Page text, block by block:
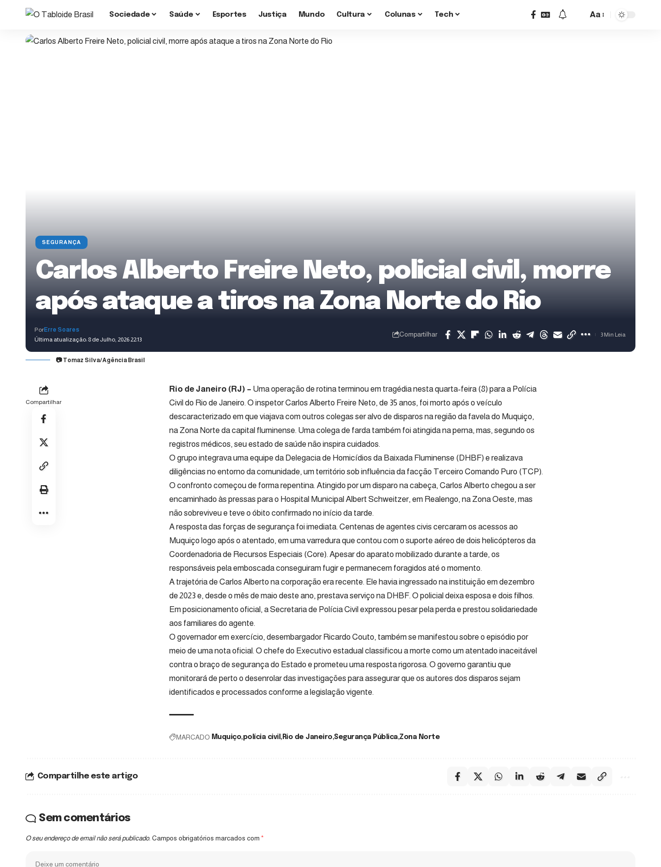
Sociedade Saúde Esportes Justiça Mundo Cultura Colunas Tech Aa
SEGURANÇA
Carlos Alberto Freire Neto, policial civil, morre
após ataque a tiros na Zona Norte do Rio
Última atualização: 8 de Julho, 2026 22:13
PorErre Soares
Compartilhar 3 Min Leia
📷 Tomaz Silva/Agência Brasil
Compartilhar
Rio de Janeiro (RJ) – Uma operação de rotina terminou em tragédia nesta quarta-feira (8) para a Polícia
Civil do Rio de Janeiro. O inspetor Carlos Alberto Freire Neto, de 35 anos, foi morto após o veículo
descaracterizado em que viajava com outros colegas ser alvo de disparos na região da favela do Muquiço,
na Zona Norte da capital fluminense. Uma colega de farda também foi atingida na perna, mas, segundo os
registros médicos, seu estado de saúde não inspira cuidados.
O grupo integrava uma equipe da Delegacia de Homicídios da Baixada Fluminense (DHBF) e realizava
diligências no entorno da comunidade, um território sob influência da facção Terceiro Comando Puro (TCP).
O confronto começou de forma repentina. Atingido por um disparo na cabeça, Carlos Alberto chegou a ser
encaminhado às pressas para o Hospital Municipal Albert Schweitzer, em Realengo, na Zona Oeste, mas
não sobreviveu e teve o óbito confirmado no início da tarde.
A resposta das forças de segurança foi imediata. Centenas de agentes civis cercaram os acessos ao
Muquiço logo após o atentado, em uma varredura que contou com o suporte aéreo de dois helicópteros da
Coordenadoria de Recursos Especiais (Core). Apesar do aparato mobilizado durante a tarde, os
responsáveis pela emboscada conseguiram fugir e permanecem foragidos até o momento.
A trajetória de Carlos Alberto na corporação era recente. Ele havia ingressado na instituição em dezembro
de 2023 e, desde o mês de maio deste ano, prestava serviço na DHBF. O policial deixa esposa e dois filhos.
Em posicionamento oficial, a Secretaria de Polícia Civil expressou pesar pela perda e prestou solidariedade
aos familiares do agente.
O governador em exercício, desembargador Ricardo Couto, também se manifestou sobre o episódio por
meio de uma nota oficial. O chefe do Executivo estadual classificou a morte como um atentado inaceitável
contra o braço de segurança do Estado e prometeu uma resposta rigorosa. O governo garantiu que
monitorará de perto o desenrolar das investigações para assegurar que os autores dos disparos sejam
identificados e processados conforme a legislação vigente.
MARCADO Muquiço polícia civil Rio de Janeiro Segurança Pública Zona Norte
Compartilhe este artigo
Sem comentários
O seu endereço de email não será publicado. Campos obrigatórios marcados com *